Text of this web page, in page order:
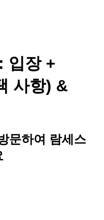
입장 +
사항) &
문하여 람세스